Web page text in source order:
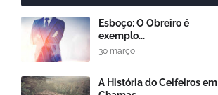
Esboço: O Obreiro é
exemplo...
30 março
A História do Ceifeiros em